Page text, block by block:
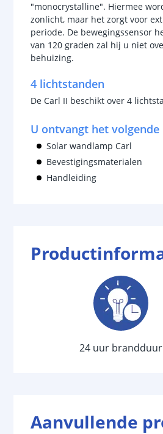
"monocrystalline". Hiermee
zonlicht, maar het zorgt voor
periode. De bewegingssensor
van 120 graden zal hij u niet
behuizing.
4 lichtstanden
De Carl II beschikt over 4
U ontvangt het volgende
Solar wandlamp Carl
Bevestigingsmaterialen
Handleiding
24 uur brandduur
Aanvullende